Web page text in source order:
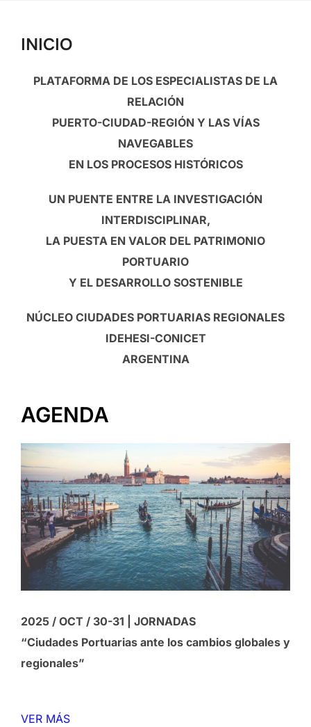
contenido
INICIO
PLATAFORMA DE LOS ESPECIALISTAS DE LA
RELACIÓN
PUERTO-CIUDAD-REGIÓN Y LAS VÍAS
NAVEGABLES
EN LOS PROCESOS HISTÓRICOS
UN PUENTE ENTRE LA INVESTIGACIÓN
INTERDISCIPLINAR,
LA PUESTA EN VALOR DEL PATRIMONIO
PORTUARIO
Y EL DESARROLLO SOSTENIBLE
NÚCLEO CIUDADES PORTUARIAS REGIONALES
IDEHESI-CONICET
ARGENTINA
AGENDA
2025 / OCT / 30-31 | JORNADAS
“Ciudades Portuarias ante los cambios globales y
regionales”
VER MÁS